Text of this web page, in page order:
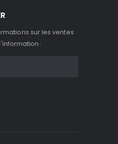
sur les ventes
: